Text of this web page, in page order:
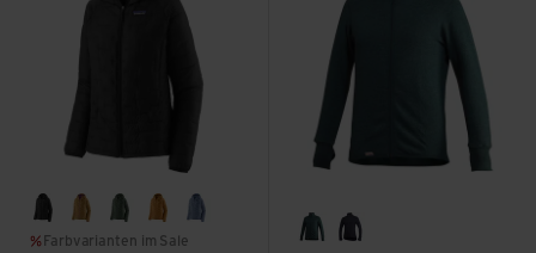
blackbobcat brown
canopy green
dried mango
barnacle blue
Farbvarianten im Sale forest green
dark navy